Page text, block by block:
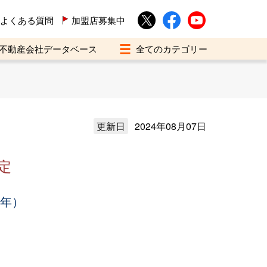
よくある質問 加盟店募集中
動産会社データベース
更新日 2024年08月07日
）